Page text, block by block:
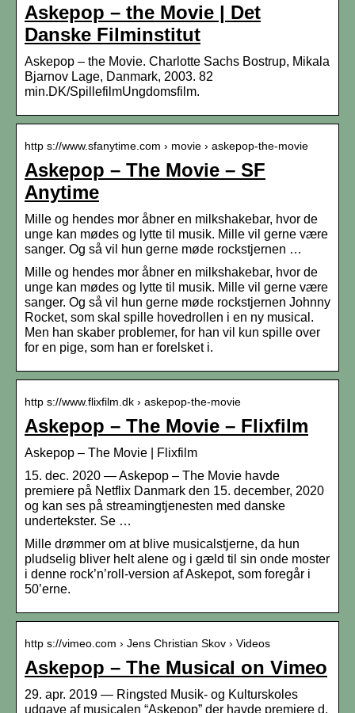
Askepop – the Movie | Det
Danske Filminstitut
Askepop – the Movie. Charlotte Sachs Bostrup, Mikala
Bjarnov Lage, Danmark, 2003. 82
min.DK/SpillefilmUngdomsfilm.
http s://www.sfanytime.com › movie › askepop-the-movie
Askepop – The Movie – SF
Anytime
Mille og hendes mor åbner en milkshakebar, hvor de
unge kan mødes og lytte til musik. Mille vil gerne være
sanger. Og så vil hun gerne møde rockstjernen …
Mille og hendes mor åbner en milkshakebar, hvor de
unge kan mødes og lytte til musik. Mille vil gerne være
sanger. Og så vil hun gerne møde rockstjernen Johnny
Rocket, som skal spille hovedrollen i en ny musical.
Men han skaber problemer, for han vil kun spille over
for en pige, som han er forelsket i.
http s://www.flixfilm.dk › askepop-the-movie
Askepop – The Movie – Flixfilm
Askepop – The Movie | Flixfilm
15. dec. 2020 — Askepop – The Movie havde
premiere på Netflix Danmark den 15. december, 2020
og kan ses på streamingtjenesten med danske
undertekster. Se …
Mille drømmer om at blive musicalstjerne, da hun
pludselig bliver helt alene og i gæld til sin onde moster
i denne rock’n’roll-version af Askepot, som foregår i
50’erne.
http s://vimeo.com › Jens Christian Skov › Videos
Askepop – The Musical on Vimeo
29. apr. 2019 — Ringsted Musik- og Kulturskoles
udgave af musicalen “Askepop” der havde premiere d.